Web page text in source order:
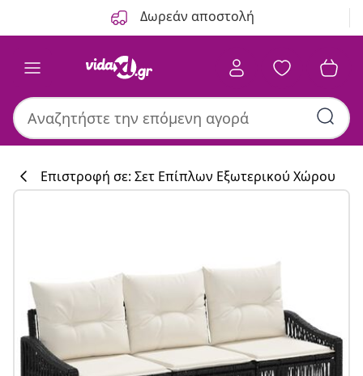
Δωρεάν αποστολή
#sharemevidaxl
Επιστροφή σε: Σετ Επίπλων Εξωτερικού Χώρου